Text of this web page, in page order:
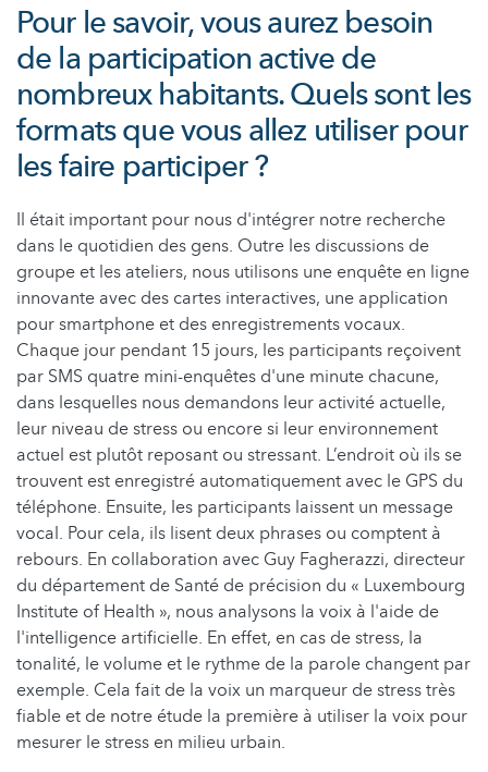
Pour le savoir, vous aurez besoin
de la participation active de
nombreux habitants. Quels sont les
formats que vous allez utiliser pour
les faire participer ?
Il était important pour nous d'intégrer notre recherche
dans le quotidien des gens. Outre les discussions de
groupe et les ateliers, nous utilisons une enquête en ligne
innovante avec des cartes interactives, une application
pour smartphone et des enregistrements vocaux.
Chaque jour pendant 15 jours, les participants reçoivent
par SMS quatre mini-enquêtes d'une minute chacune,
dans lesquelles nous demandons leur activité actuelle,
leur niveau de stress ou encore si leur environnement
actuel est plutôt reposant ou stressant. L’endroit où ils se
trouvent est enregistré automatiquement avec le GPS du
téléphone. Ensuite, les participants laissent un message
vocal. Pour cela, ils lisent deux phrases ou comptent à
rebours. En collaboration avec Guy Fagherazzi, directeur
du département de Santé de précision du « Luxembourg
Institute of Health », nous analysons la voix à l'aide de
l'intelligence artificielle. En effet, en cas de stress, la
tonalité, le volume et le rythme de la parole changent par
exemple. Cela fait de la voix un marqueur de stress très
fiable et de notre étude la première à utiliser la voix pour
mesurer le stress en milieu urbain.